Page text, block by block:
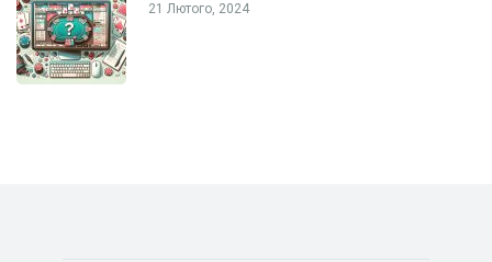
21 Лютого, 2024